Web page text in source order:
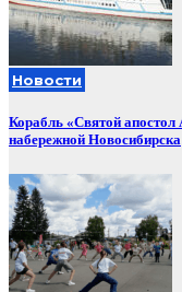
Новости
Корабль «Святой
набережной Новосибирска